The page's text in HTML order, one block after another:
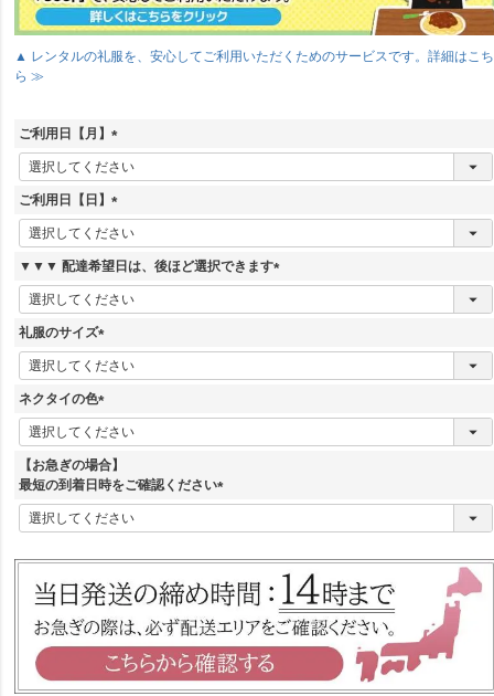
▲ レンタルの礼服を、安心してご利用いただくためのサービスです。詳細はこち
ら ≫
ご利用日【月】
(
必
須
)
ご利用日【日】
(
必
須
)
▼▼▼ 配達希望日は、後ほど選択できます
(
必
)
礼服のサイズ
(
必
須
)
ネクタイの色
(
必
須
)
【お急ぎの場合】
最短の到着日時をご確認ください
(
必